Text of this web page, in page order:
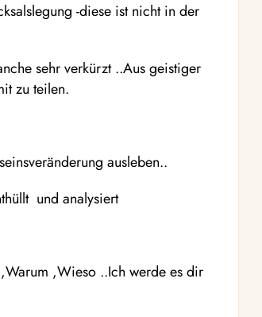
-diese ist nicht in der
sehr verkürzt ..Aus geistiger
zu teilen.
ausleben..
und analysiert
,Wieso ..Ich werde es dir